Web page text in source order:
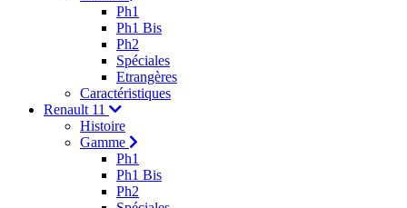
Ph1
Ph1 Bis
Ph2
Spéciales
Etrangères
Caractéristiques
Renault 11
Histoire
Gamme
Ph1
Ph1 Bis
Ph2